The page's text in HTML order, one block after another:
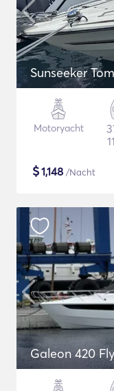
Sunseeker
Motoryacht
$1,148 /Nacht
Galeon 420 Fly